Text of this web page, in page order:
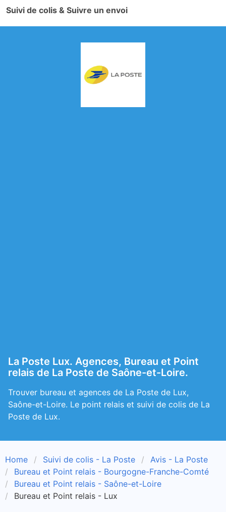
Suivi de colis & Suivre un envoi
La Poste Lux. Agences, Bureau et Point
relais de La Poste de Saône-et-Loire.
Trouver bureau et agences de La Poste de Lux,
Saône-et-Loire. Le point relais et suivi de colis de La
Poste de Lux.
Home Suivi de colis - La Poste
Avis - La Poste
Bureau et Point relais - Bourgogne-Franche-Comté
Bureau et Point relais - Saône-et-Loire
Bureau et Point relais - Lux